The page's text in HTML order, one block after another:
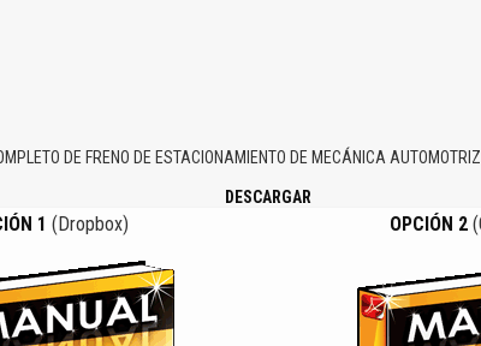
DE FRENO DE ESTACIONAMIENTO DE MECÁNICA AUTOMOTRIZ
DESCARGAR
1 (Dropbox) OPCIÓN 2